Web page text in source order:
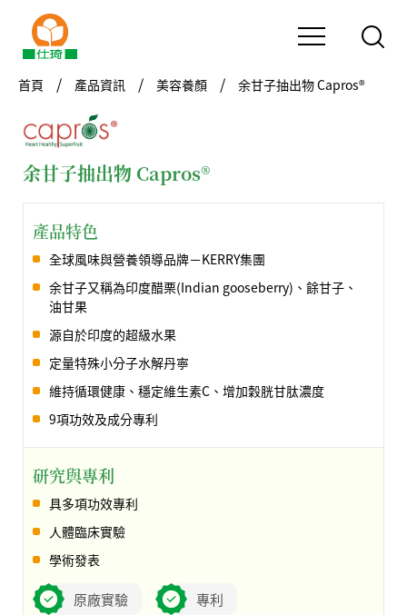
首頁 產品資訊 美容養顏 余甘子抽出物 Capros®
余甘子抽出物 Capros®
產品特色
全球風味與營養領導品牌－KERRY集團
余甘子又稱為印度醋栗(Indian gooseberry)、餘甘子、
油甘果
源自於印度的超級水果
定量特殊小分子水解丹寧
維持循環健康、穩定維生素C、增加穀胱甘肽濃度
9項功效及成分專利
研究與專利
具多項功效專利
人體臨床實驗
學術發表
原廠實驗 專利